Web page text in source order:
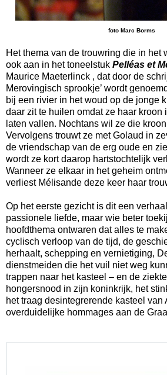
foto Marc Borms
Het thema van de trouwring die in het
ook aan in het toneelstuk Pelléas et
Maurice Maeterlinck , dat door de
Merovingisch sprookje’ wordt
bij een rivier in het woud op de jonge
daar zit te huilen omdat ze haar kroon
laten vallen. Nochtans wil ze die
Vervolgens trouwt ze met Golaud in
de vriendschap van de erg oude en
wordt ze kort daarop hartstochtelijk
Wanneer ze elkaar in het geheim
verliest Mélisande deze keer haar
Op het eerste gezicht is dit een
passionele liefde, maar wie beter
hoofdthema ontwaren dat alles te
cyclisch verloop van de tijd, de
herhaalt, schepping en vernietiging,
dienstmeiden die het vuil niet weg
trappen naar het kasteel – en de
hongersnood in zijn koninkrijk, het
het traag desintegrerende kasteel van
overduidelijke hommages aan de